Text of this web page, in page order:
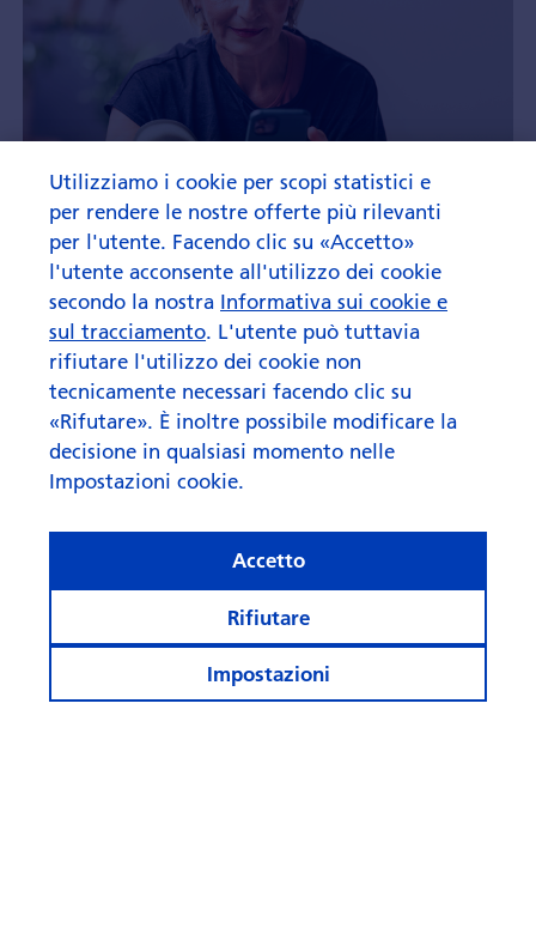
Cosa fa rima con “AI” quando
si parla di investi­menti?
Utilizziamo i cookie per scopi statistici e
per rendere le nostre offerte più rilevanti
per l'utente. Facendo clic su «Accetto»
l'utente acconsente all'utilizzo dei cookie
secondo la nostra Informativa sui cookie e
sul tracciamento. L'utente può tuttavia
rifiutare l'utilizzo dei cookie non
tecnicamente necessari facendo clic su
«Rifutare». È inoltre possibile modificare la
decisione in qualsiasi momento nelle
Impostazioni cookie.
Impostazioni
Rifiutare
Accetto